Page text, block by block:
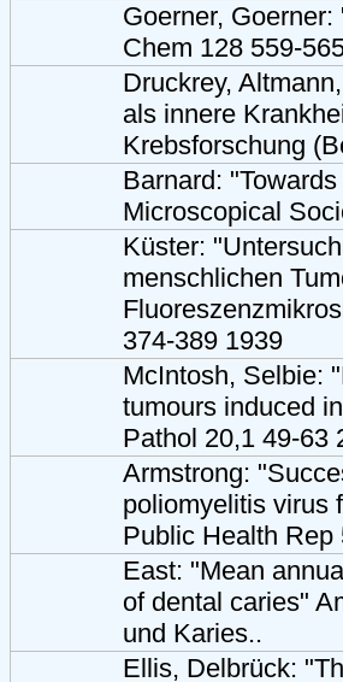
Goerner,
Chem 128 559-
Druckrey,
als innere
Krebsforschung
Barnard:
Microscopical
Küster:
menschlichen
374-389 1939
McIntosh, Selbie:
tumours induced
Pathol 20,1 49-63
Armstrong:
poliomyelitis virus
Public Health Rep
East: "Mean
of dental caries"
und Karies..
Ellis, Delbrück: